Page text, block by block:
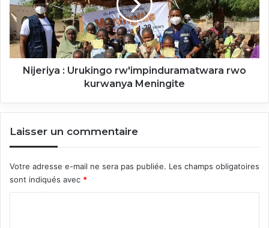
rwo
kurwanya
Meningite
Nijeriya : Urukingo rw'impinduramatwara rwo
kurwanya Meningite
Laisser un commentaire
Votre adresse e-mail ne sera pas publiée. Les champs obligatoires
sont indiqués avec *